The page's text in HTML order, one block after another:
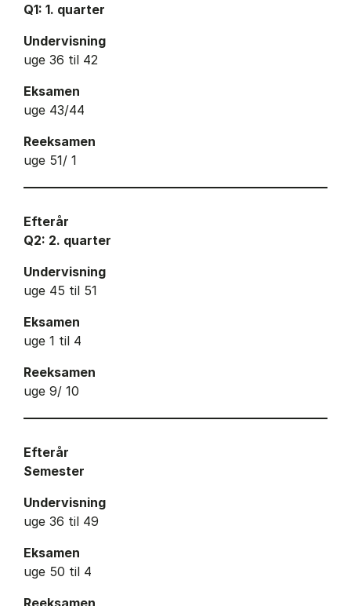
Q1: 1. quarter
Undervisning
uge 36 til 42
Eksamen
uge 43/44
Reeksamen
uge 51/ 1
Efterår
Q2: 2. quarter
Undervisning
uge 45 til 51
Eksamen
uge 1 til 4
Reeksamen
uge 9/ 10
Efterår
Semester
Undervisning
uge 36 til 49
Eksamen
uge 50 til 4
Reeksamen